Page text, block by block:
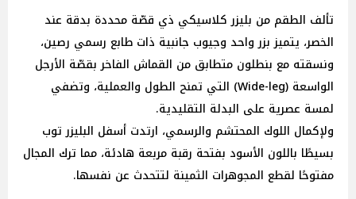
تألف الطقم من بليزر كلاسيكي ذي قصّة محددة بدقة عند
الخصر، يتميز بزر واحد وجيوب جانبية ذات طابع رسمي رصين،
ونسقته مع بنطلون متطابق من القماش الفاخر بقصّة الأرجل
الواسعة (Wide-leg) التي تمنح الطول والعملية، وتضفي
لمسة عصرية على البدلة التقليدية.
ولإكمال اللوك المحتشم والرسمي، ارتدت أسفل البليزر توب
بسيطًا باللون الأسود بفتحة رقبة مربعة هادئة، مما ترك المجال
مفتوحًا لقطع المجوهرات الثمينة لتتحدث عن نفسها.